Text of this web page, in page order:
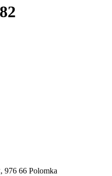
976 66 Polomka